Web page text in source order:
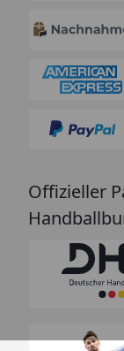
Offizieller